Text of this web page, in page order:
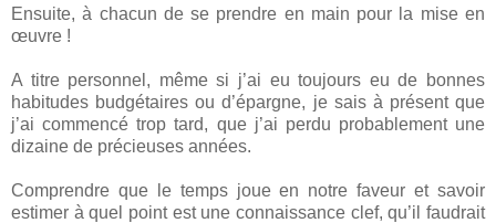
Ensuite, à chacun de se prendre en main pour la mise en
œuvre !
A titre personnel, même si j’ai eu toujours eu de bonnes
habitudes budgétaires ou d’épargne, je sais à présent que
j’ai commencé trop tard, que j’ai perdu probablement une
dizaine de précieuses années.
Comprendre que le temps joue en notre faveur et savoir
estimer à quel point est une connaissance clef, qu’il faudrait